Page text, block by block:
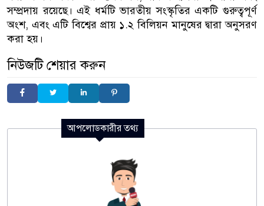
সম্প্রদায় রয়েছে। এই ধর্মটি ভারতীয় সংস্কৃতির একটি গুরুত্বপূর্ণ
অংশ, এবং এটি বিশ্বের প্রায় ১.২ বিলিয়ন মানুষের দ্বারা অনুসরণ
করা হয়।
নিউজটি শেয়ার করুন
আপলোডকারীর তথ্য